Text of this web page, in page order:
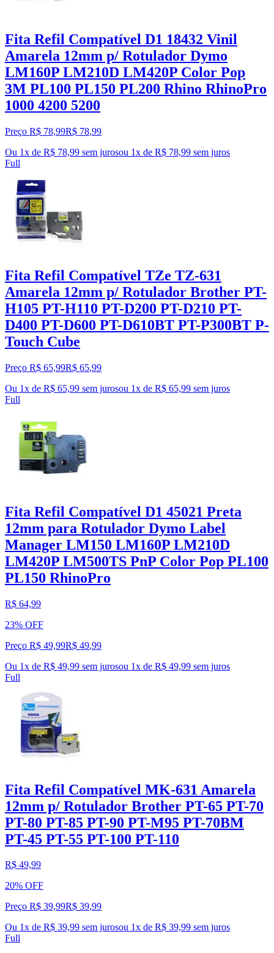
Fita Refil Compatível D1 18432 Vinil
Amarela 12mm p/ Rotulador Dymo
LM160P LM210D LM420P Color Pop
3M PL100 PL150 PL200 Rhino RhinoPro
1000 4200 5200
Preço R$ 78,99R$ 78,99
Ou 1x de R$ 78,99 sem jurosou 1x de R$ 78,99 sem juros
Full
Fita Refil Compatível TZe TZ-631
Amarela 12mm p/ Rotulador Brother PT-
H105 PT-H110 PT-D200 PT-D210 PT-
D400 PT-D600 PT-D610BT PT-P300BT P-
Touch Cube
Preço R$ 65,99R$ 65,99
Ou 1x de R$ 65,99 sem jurosou 1x de R$ 65,99 sem juros
Full
Fita Refil Compatível D1 45021 Preta
12mm para Rotulador Dymo Label
Manager LM150 LM160P LM210D
LM420P LM500TS PnP Color Pop PL100
PL150 RhinoPro
R$ 64,99
23% OFF
Preço R$ 49,99R$ 49,99
Ou 1x de R$ 49,99 sem jurosou 1x de R$ 49,99 sem juros
Full
Fita Refil Compatível MK-631 Amarela
12mm p/ Rotulador Brother PT-65 PT-70
PT-80 PT-85 PT-90 PT-M95 PT-70BM
PT-45 PT-55 PT-100 PT-110
R$ 49,99
20% OFF
Preço R$ 39,99R$ 39,99
Ou 1x de R$ 39,99 sem jurosou 1x de R$ 39,99 sem juros
Full